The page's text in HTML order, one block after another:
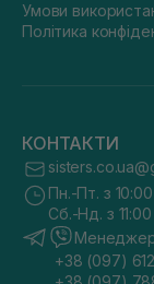
Умови
Політика
КОНТАКТИ
Пн.-Пт. з
Сб.-Нд. з
+38 (097)